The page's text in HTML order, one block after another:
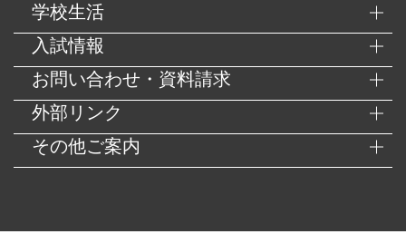
学校生活
入試情報
お問い合わせ・資料請求
外部リンク
その他ご案内